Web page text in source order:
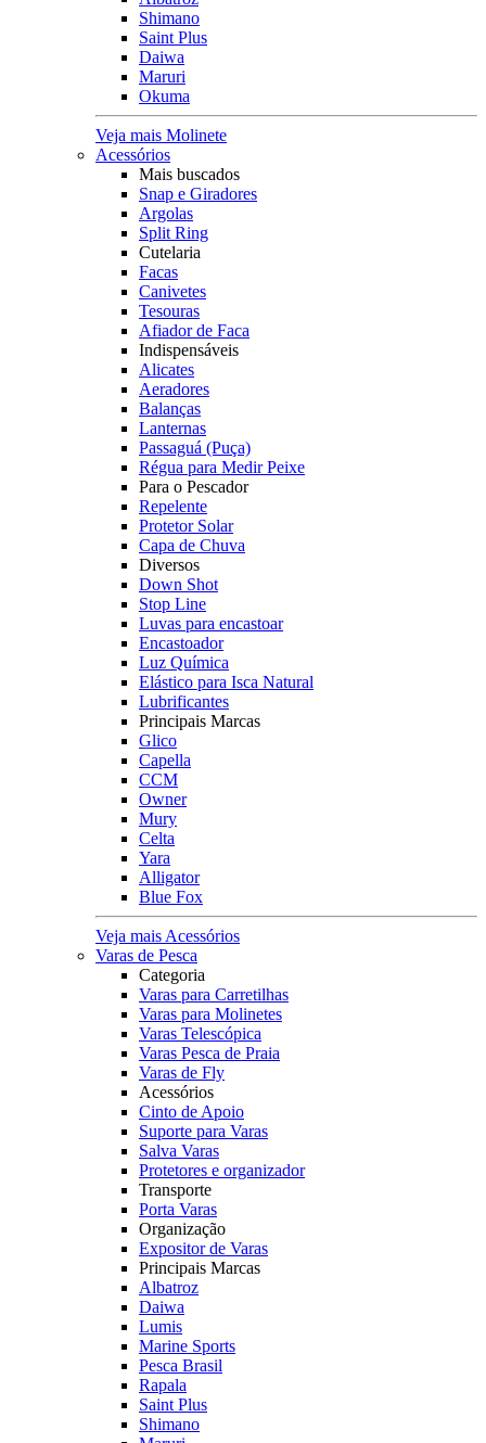
Shimano
Saint Plus
Daiwa
Maruri
Okuma
Veja mais Molinete
Acessórios
Mais buscados
Snap e Giradores
Argolas
Split Ring
Cutelaria
Facas
Canivetes
Tesouras
Afiador de Faca
Indispensáveis
Alicates
Aeradores
Balanças
Lanternas
Passaguá (Puça)
Régua para Medir Peixe
Para o Pescador
Repelente
Protetor Solar
Capa de Chuva
Diversos
Down Shot
Stop Line
Luvas para encastoar
Encastoador
Luz Química
Elástico para Isca Natural
Lubrificantes
Principais Marcas
Glico
Capella
CCM
Owner
Mury
Celta
Yara
Alligator
Blue Fox
Veja mais Acessórios
Varas de Pesca
Categoria
Varas para Carretilhas
Varas para Molinetes
Varas Telescópica
Varas Pesca de Praia
Varas de Fly
Acessórios
Cinto de Apoio
Suporte para Varas
Salva Varas
Protetores e organizador
Transporte
Porta Varas
Organização
Expositor de Varas
Principais Marcas
Albatroz
Daiwa
Lumis
Marine Sports
Pesca Brasil
Rapala
Saint Plus
Shimano